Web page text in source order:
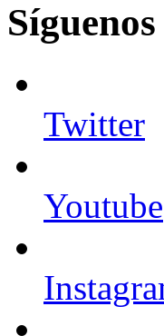
Síguenos
Twitter
Youtube